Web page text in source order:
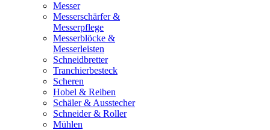
Messer
Messerschärfer &
Messerpflege
Messerblöcke &
Messerleisten
Schneidbretter
Tranchierbesteck
Scheren
Hobel & Reiben
Schäler & Ausstecher
Schneider & Roller
Mühlen